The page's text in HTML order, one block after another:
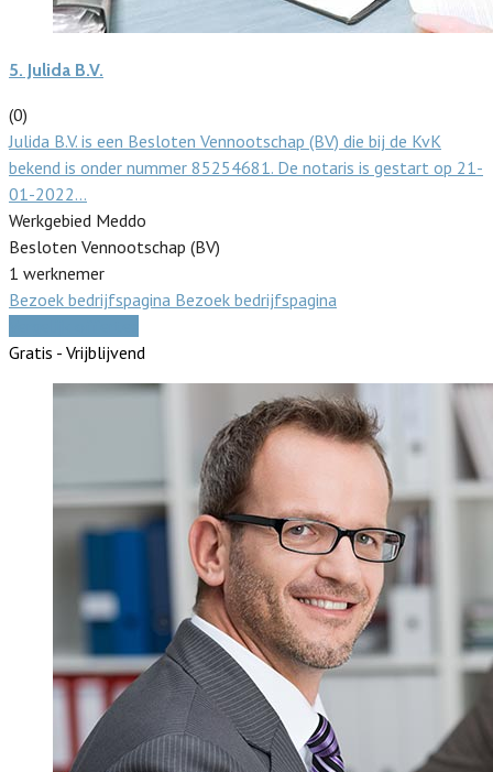
5. Julida B.V.
(0)
Julida B.V. is een Besloten Vennootschap (BV) die bij de KvK
bekend is onder nummer 85254681. De notaris is gestart op 21-
01-2022…
Werkgebied Meddo
Besloten Vennootschap (BV)
1 werknemer
Bezoek bedrijfspagina Bezoek bedrijfspagina
Gratis - Vrijblijvend